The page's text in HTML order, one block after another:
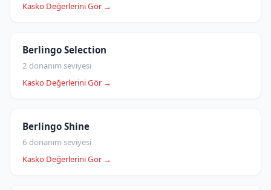
Kasko Değerlerini Gör →
Berlingo Selection
2 donanım seviyesi
Kasko Değerlerini Gör →
Berlingo Shine
6 donanım seviyesi
Kasko Değerlerini Gör →